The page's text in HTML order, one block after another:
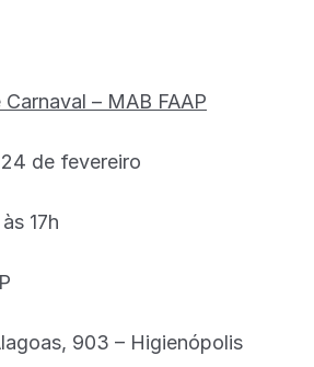
– MAB FAAP
de fevereiro
17h
903 – Higienópolis